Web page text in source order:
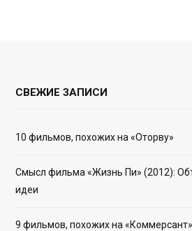
СВЕЖИЕ ЗАПИСИ
10 фильмов, похожих на «Оторву»
Смысл фильма «Жизнь Пи» (2012):
идеи
9 фильмов, похожих на